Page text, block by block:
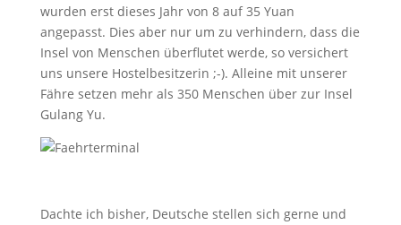
wurden erst dieses Jahr von 8 auf 35 Yuan
angepasst. Dies aber nur um zu verhindern, dass die
Insel von Menschen überflutet werde, so versichert
uns unsere Hostelbesitzerin ;-). Alleine mit unserer
Fähre setzen mehr als 350 Menschen über zur Insel
Gulang Yu.
Dachte ich bisher, Deutsche stellen sich gerne und